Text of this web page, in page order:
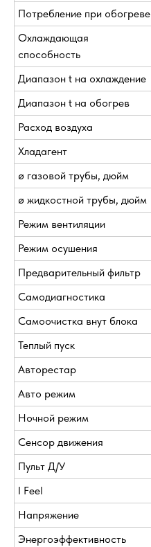
Потребление при обогреве
Охлаждающая
способность
Диапазон t на охлаждение
Диапазон t на обогрев
Расход воздуха
Хладагент
ø газовой трубы, дюйм
ø жидкостной трубы, дюйм
Режим вентиляции
Режим осушения
Предварительный фильтр
Самодиагностика
Самоочистка внут блока
Теплый пуск
Авторестар
Авто режим
Ночной режим
Сенсор движения
Пульт Д/У
I Feel
Напряжение
Энергоэффективность